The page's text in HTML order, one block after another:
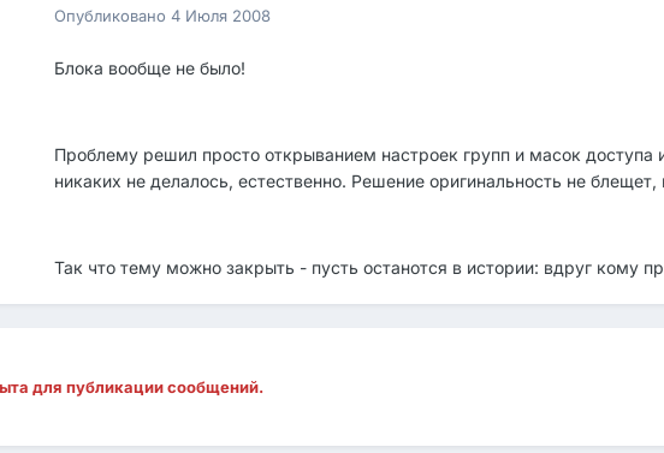
Опубликовано 4 Июля 2008
Блока вообще не было!
Проблему решил просто открыванием настроек групп и масок
никаких не делалось, естественно. Решение оригинальность не
Так что тему можно закрыть - пусть останотся в истории: вдруг кому
для публикации сообщений.